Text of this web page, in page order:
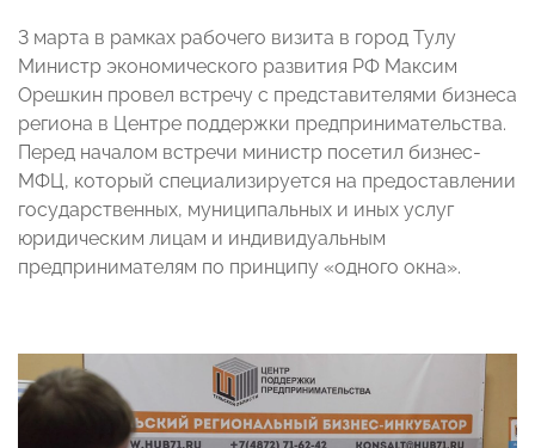
3 марта в рамках рабочего визита в город Тулу
Министр экономического развития РФ Максим
Орешкин провел встречу с представителями бизнеса
региона в Центре поддержки предпринимательства.
Перед началом встречи министр посетил бизнес-
МФЦ, который специализируется на предоставлении
государственных, муниципальных и иных услуг
юридическим лицам и индивидуальным
предпринимателям по принципу «одного окна».